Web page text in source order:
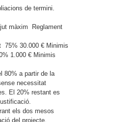
de termini.
màxim
Reglament
75% 30.000 € Minimis
1.000 € Minimis
80% a partir de la
necessitat
El 20% restant es
els dos mesos
del projecte.